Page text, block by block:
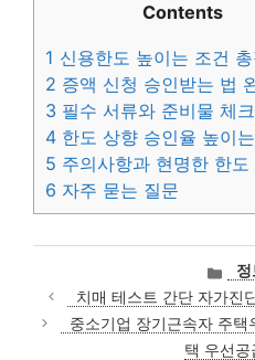
Contents
1 신용한도 높이는 조건
2 증액 신청 승인받는 법
3 필수 서류와 준비물 체
4 한도 상향 승인율 높이
5 주의사항과 현명한 한도
6 자주 묻는 질문
카
테
고
리
정
치매 테스트 간단 자가진
중소기업 장기근속자 주
택 우선공